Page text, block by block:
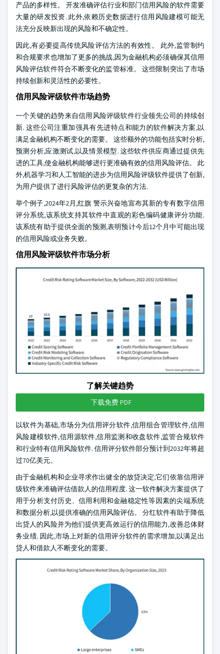
产品的多样性。 开发准确评估行业和部门信用风险的软件需要
大量的研发投资. 此外,依赖历史数据进行信用风险建模可能无
法充分反映新出现的风险和不确定性。
因此,有必要提高传统风险评估方法的有效性。 此外,监管制约
和合规要求也增加了更多的挑战,因为金融机构必须确保其信用
风险评估软件符合不断变化的监管标准。 这些限制突出了市场
持续创新和灵活性的必要性。
信用风险评级软件市场趋势
一个关键的趋势来自信用风险评级软件行业领先公司的持续创
新. 这些公司注重加强具有先进特点和能力的软件解决方案,以
满足金融机构不断变化的需要。 这些额外的功能包括实时分析,
预测分析,应激测试,以及情景模型. 这些软件供应商通过提供先
进的工具,使金融机构能够进行更准确有效的信用风险评估。 此
外,机器学习和人工智能的进步为信用风险评级软件提供了创新,
为用户提供了进行风险评估的更复杂的方法.
举个例子,2024年2月,红旗 警示兴奋地宣布其新的专有数字信用
评分系统,该系统支持其软件中直观的彩色编码健康评分功能.
该系统有助于提供全面的预测,表明预计今后12个月中可能出现
的信用风险或业务失败。
信用风险评级软件市场分析
了解关键趋势
下载免费 PDF
以软件为基础,市场分为信用评分软件,信用组合管理软件,信用
风险建模软件,信用源软件,信用监测和收盘软件,监管合规软件
和行业特有信用风险软件. 信用评分软件部分预计到2032年将超
过70亿美元。
由于金融机构和企业寻求作出健全的放贷决定,它们依靠信用评
级软件来准确评估借款人的信用程度. 这一软件解决方案提供了
用于分析支付历史、信用利用和金融稳定性等因素的尖端系统
和数据分析,以提供准确的信用风险评估。 分红软件有助于降低
出贷人的风险并为他们提供更高效运行的信用能力,改善总体财
务业绩. 因此,市场上对新的信用评分软件的需求增加,以满足出
贷人和借款人不断变化的需要。